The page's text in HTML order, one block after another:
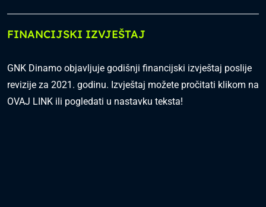
FINANCIJSKI IZVJEŠTAJ
GNK Dinamo objavljuje godišnji financijski izvještaj poslije
revizije za 2021. godinu. Izvještaj možete pročitati klikom na
OVAJ LINK ili pogledati u nastavku teksta!